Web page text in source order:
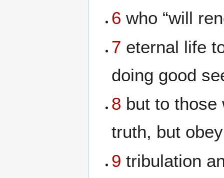
6 who “will
7 eternal life
doing good
8 but to those
truth, but
9 tribulation